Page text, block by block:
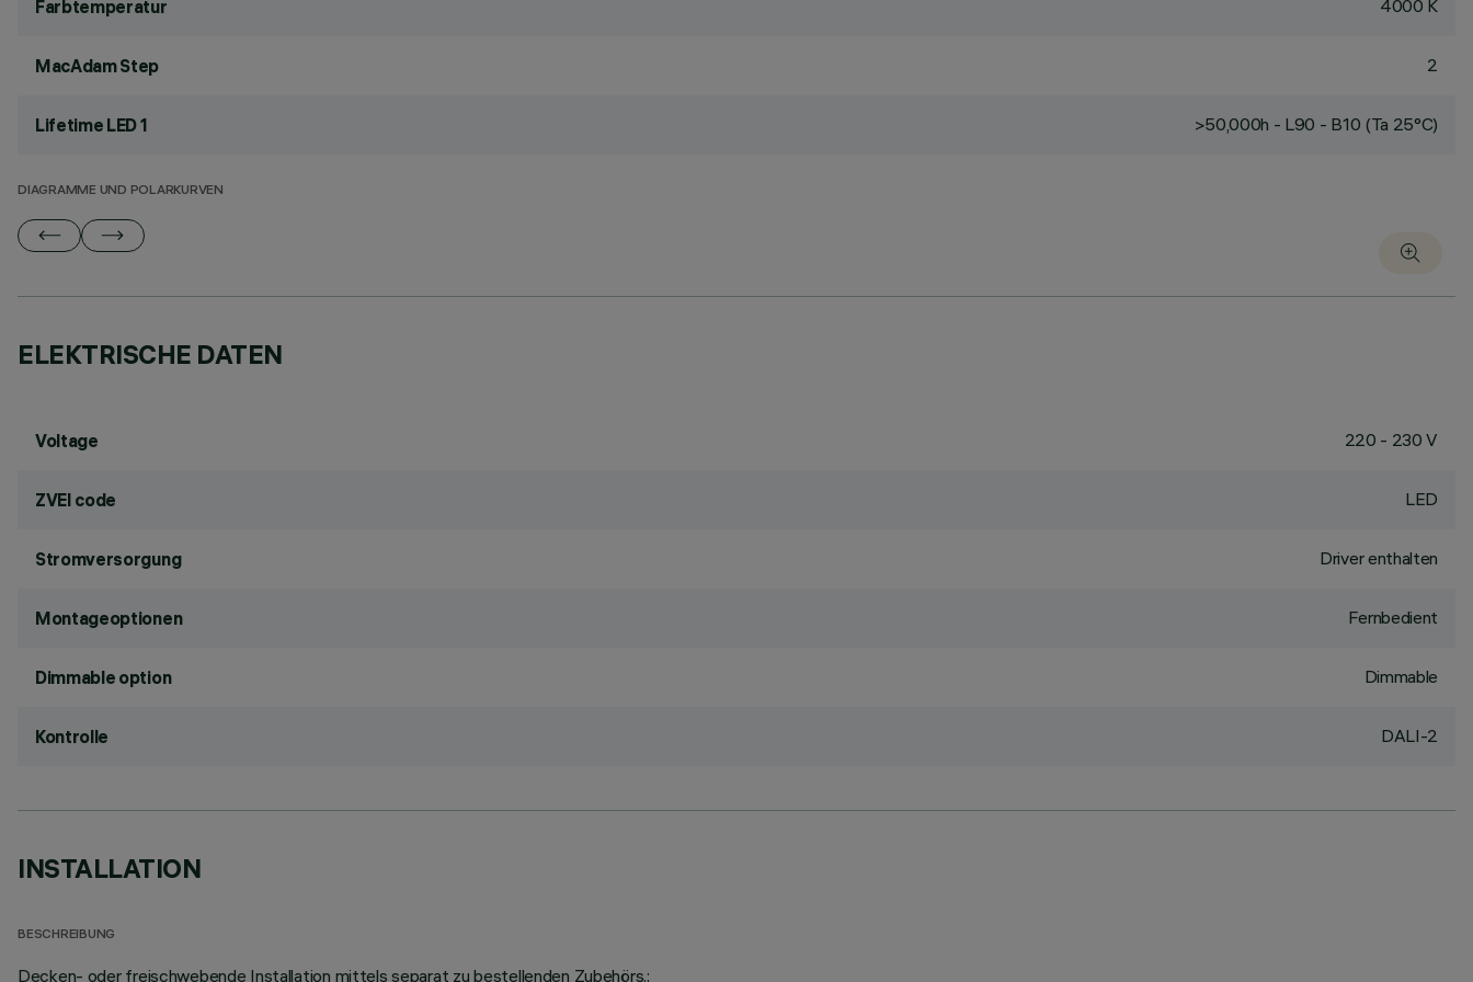
Farbtemperatur 4000 K
MacAdam Step 2
Lifetime LED 1 >50,000h - L90 - B10 (Ta 25°C)
DIAGRAMME UND POLARKURVEN
ELEKTRISCHE DATEN
Voltage 220 - 230 V
ZVEI code LED
Stromversorgung Driver enthalten
Montageoptionen Fernbedient
Dimmable option Dimmable
Kontrolle DALI-2
INSTALLATION
BESCHREIBUNG
Decken- oder freischwebende Installation mittels separat zu bestellenden Zubehörs.;